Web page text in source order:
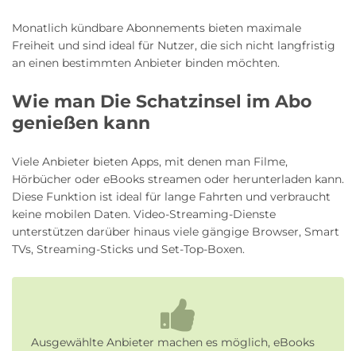
Monatlich kündbare Abonnements bieten maximale
Freiheit und sind ideal für Nutzer, die sich nicht langfristig
an einen bestimmten Anbieter binden möchten.
Wie man Die Schatzinsel im Abo
genießen kann
Viele Anbieter bieten Apps, mit denen man Filme,
Hörbücher oder eBooks streamen oder herunterladen kann.
Diese Funktion ist ideal für lange Fahrten und verbraucht
keine mobilen Daten. Video-Streaming-Dienste
unterstützen darüber hinaus viele gängige Browser, Smart
TVs, Streaming-Sticks und Set-Top-Boxen.
Ausgewählte Anbieter machen es möglich, eBooks